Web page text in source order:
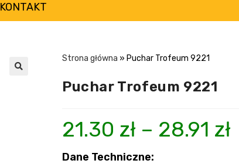
KONTAKT
Strona główna » Puchar Trofeum 9221
Puchar Trofeum 9221
21.30 zł – 28.91 zł
Dane Techniczne: